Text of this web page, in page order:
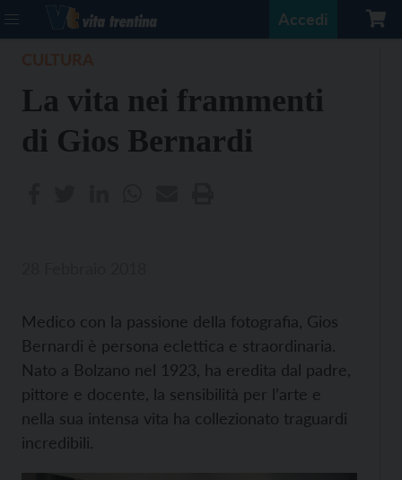
Accedi
La vita nei frammenti
di Gios Bernardi
Medico con la passione della fotografia, Gios
Bernardi è persona eclettica e straordinaria.
Nato a Bolzano nel 1923, ha eredita dal padre,
pittore e docente, la sensibilità per l’arte e
nella sua intensa vita ha collezionato traguardi
incredibili.